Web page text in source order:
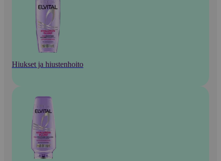
Hiukset ja hiustenhoito